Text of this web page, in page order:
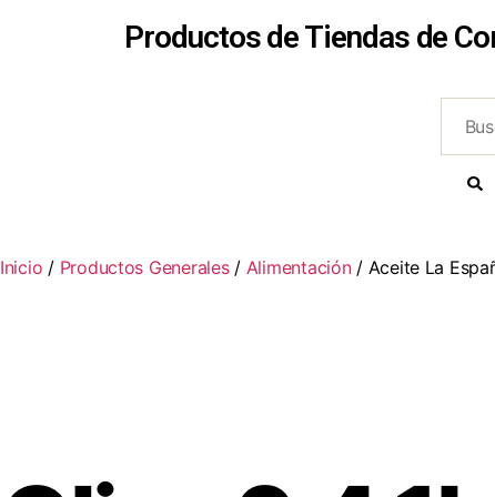
Productos de Tiendas de
Inicio / Productos Generales/ Alimentación/ Aceite La